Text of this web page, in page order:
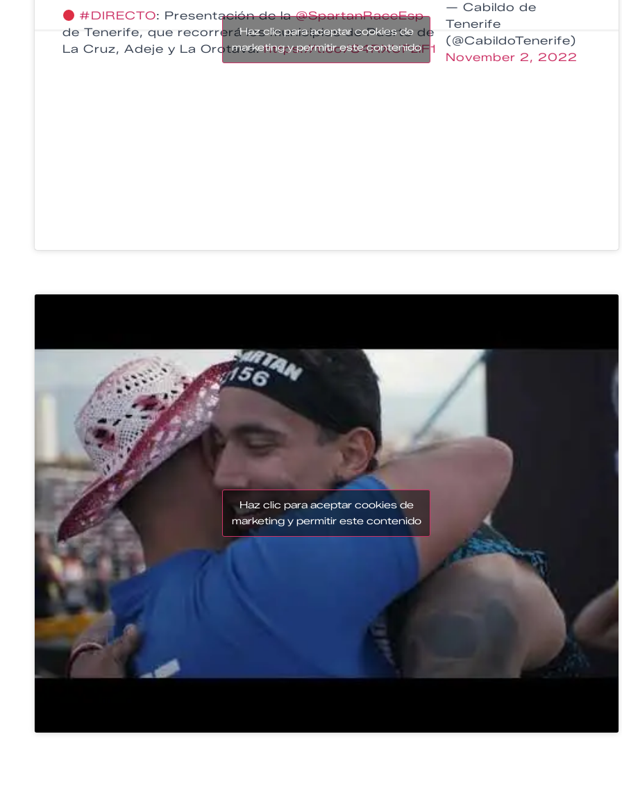
#DIRECTO: Presentación de la@SpartanRaceEsp
de Tenerife, que recorrerá los municipios de Puerto de
La Cruz, Adeje y La Orotava.https://t.co/84RXUFzlF1
— Cabildo de
Tenerife
(@CabildoTenerife)
November 2, 2022
Haz clic para aceptar cookies de
marketing y permitir este contenido
Haz clic para aceptar cookies de
marketing y permitir este contenido